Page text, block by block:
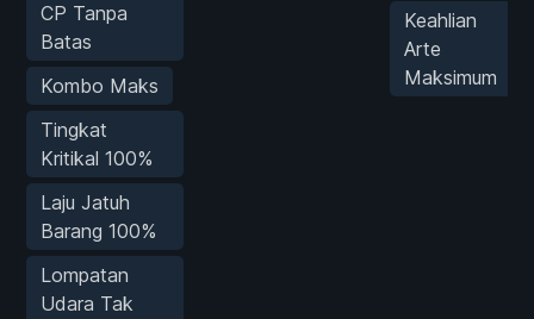
CP Tanpa
Batas
Kombo Maks
Tingkat
Kritikal 100%
Laju Jatuh
Barang 100%
Lompatan
Udara Tak
Keahlian
Arte
Maksimum